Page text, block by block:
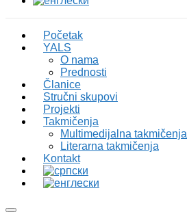
Početak
YALS
O nama
Prednosti
Članice
Stručni skupovi
Projekti
Takmičenja
Multimedijalna takmičenja
Literarna takmičenja
Kontakt